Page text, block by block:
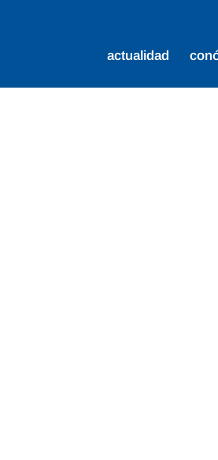
actualidad